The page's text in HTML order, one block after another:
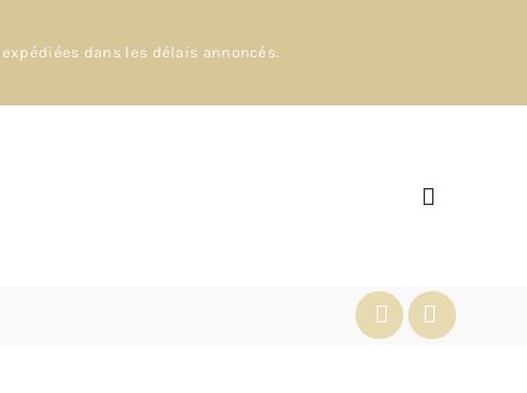
dans les délais annoncés.